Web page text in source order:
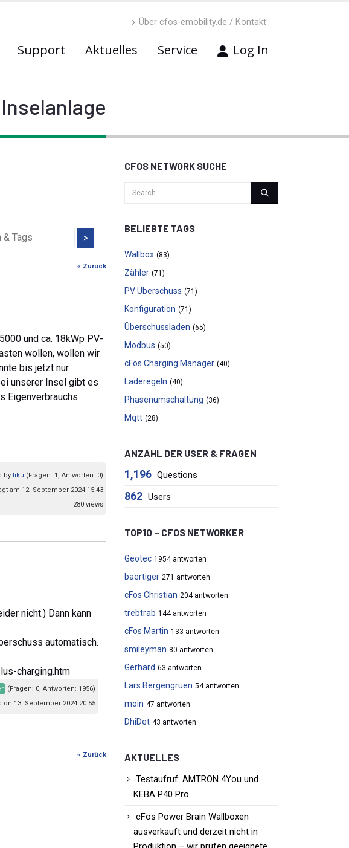
Über cfos-emobility.de / Kontakt
Support Aktuelles Service Log In
>
« Zurück
und ca. 18kWp PV-
wollen, wollen wir
bis jetzt nur
unserer Insel gibt es
Eigenverbrauchs
by tiku (Fragen: 1, Antworten: 0)
am 12. September 2024 15:43
280 views
nicht.) Dann kann
automatisch.
charging.htm
(Fragen: 0, Antworten: 1956)
on 13. September 2024 20:55
« Zurück
CFOS NETWORK SUCHE
BELIEBTE TAGS
Wallbox (83)
Zähler (71)
PV Überschuss (71)
Konfiguration (71)
Überschussladen (65)
Modbus (50)
cFos Charging Manager (40)
Laderegeln (40)
Phasenumschaltung (36)
Mqtt (28)
ANZAHL DER USER & FRAGEN
1,196 Questions
862 Users
TOP10 – CFOS NETWORKER
Geotec 1954 antworten
baertiger 271 antworten
cFos Christian 204 antworten
trebtrab 144 antworten
cFos Martin 133 antworten
smileyman 80 antworten
Gerhard 63 antworten
Lars Bergengruen 54 antworten
moin 47 antworten
DhiDet 43 antworten
AKTUELLES
Testaufruf: AMTRON 4You und
KEBA P40 Pro
cFos Power Brain Wallboxen
ausverkauft und derzeit nicht in